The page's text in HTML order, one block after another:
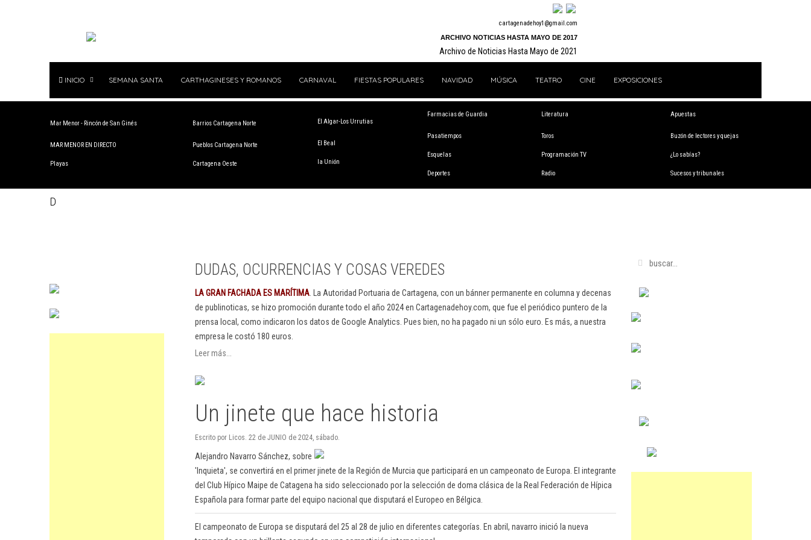
cartagenadehoy1@gmail.com
ARCHIVO NOTICIAS HASTA MAYO DE 2017
Archivo de Noticias Hasta Mayo de 2021
INICIO SEMANA SANTA CARTHAGINESES Y ROMANOS CARNAVAL FIESTAS POPULARES NAVIDAD MÚSICA TEATRO CINE EXPOSICIONES
Mar Menor - Rincón de San Ginés
MAR MENOR EN DIRECTO
Playas
Barrios Cartagena Norte
Pueblos Cartagena Norte
Cartagena Oeste
El Algar-Los Urrutias
El Beal
la Unión
Farmacias de Guardia
Pasatiempos
Esquelas
Deportes
Literatura
Toros
Programación TV
Radio
Apuestas
Buzón de lectores y quejas
¿Lo sabías?
Sucesos y tribunales
D
DUDAS, OCURRENCIAS Y COSAS VEREDES
LA GRAN FACHADA ES MARÍTIMA . La Autoridad Portuaria de Cartagena, con un bánner permanente en columna y decenas
de publinoticas, se hizo promoción durante todo el año 2024 en Cartagenadehoy.com, que fue el periódico puntero de la
prensa local, como indicaron los datos de Google Analytics. Pues bien, no ha pagado ni un sólo euro. Es más, a nuestra
empresa le costó 180 euros.
Leer más...
Un jinete que hace historia
Escrito por Licos. 22 de JUNIO de 2024, sábado.
Alejandro Navarro Sánchez, sobre
'Inquieta', se convertirá en el primer jinete de la Región de Murcia que participará en un campeonato de Europa. El integrante
del Club Hípico Maipe de Catagena ha sido seleccionado por la selección de doma clásica de la Real Federación de Hípica
Española para formar parte del equipo nacional que disputará el Europeo en Bélgica.
El campeonato de Europa se disputará del 25 al 28 de julio en diferentes categorías. En abril, navarro inició la nueva